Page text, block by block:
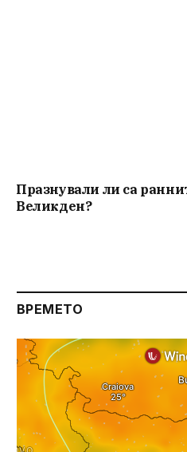
Празнували ли са
Великден?
ВРЕМЕТО